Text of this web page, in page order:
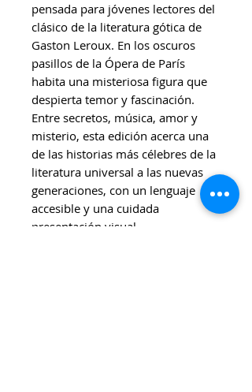
pensada para jóvenes lectores del
clásico de la literatura gótica de
Gaston Leroux. En los oscuros
pasillos de la Ópera de París
habita una misteriosa figura que
despierta temor y fascinación.
Entre secretos, música, amor y
misterio, esta edición acerca una
de las historias más célebres de la
literatura universal a las nuevas
generaciones, con un lenguaje
accesible y una cuidada
presentación visual.